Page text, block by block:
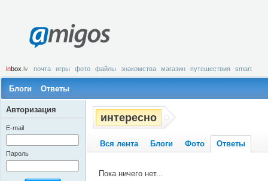
amigos
inbox .lv почта игры фото файлы знакомства магазин путешествия smart
Блоги Ответы
интересно
Вся лента Блоги Фото Ответы
Пока ничего нет...
Авторизация
E-mail
Пароль